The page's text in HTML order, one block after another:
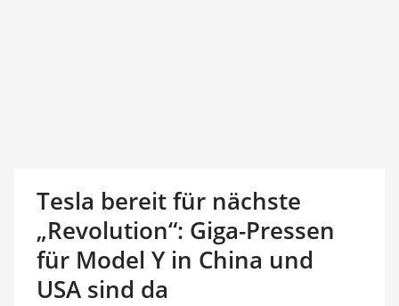
Tesla bereit für nächste
„Revolution“: Giga-Pressen
für Model Y in China und
USA sind da